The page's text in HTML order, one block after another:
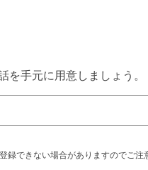
手元に用意しましょう。
録できない場合がありますのでご注